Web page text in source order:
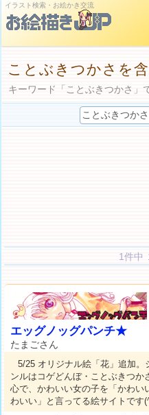
イラスト検索・お絵かき交流
ことぶきつかさを
キーワード「ことぶきつかさ」
1件中
エッグノッグパンチ★
たまごさん
5/25 オリジナル絵「花」追加。
ンルはコゲどんぼ・ことぶきつか
心で、かわいい女の子を「かわい
わいい」と言ってる絵サイトです